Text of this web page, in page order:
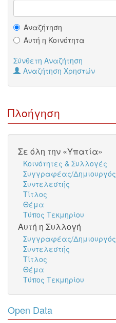
Αναζήτηση
Αυτή η Κοινότητα
Σύνθετη Αναζήτηση
Αναζήτηση Χρηστών
Πλοήγηση
Σε όλη την «Υπατία»
Κοινότητες & Συλλογές
Συγγραφέας/Δημιουργός
Συντελεστής
Τίτλος
Θέμα
Τύπος Τεκμηρίου
Αυτή η Συλλογή
Συγγραφέας/Δημιουργός
Συντελεστής
Τίτλος
Θέμα
Τύπος Τεκμηρίου
Open Data